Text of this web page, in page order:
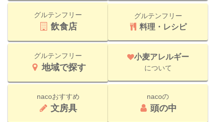
グルテンフリー
飲食店
グルテンフリー
料理・レシピ
グルテンフリー
地域で探す
小麦アレルギー
について
nacoおすすめ
文房具
nacoの
頭の中